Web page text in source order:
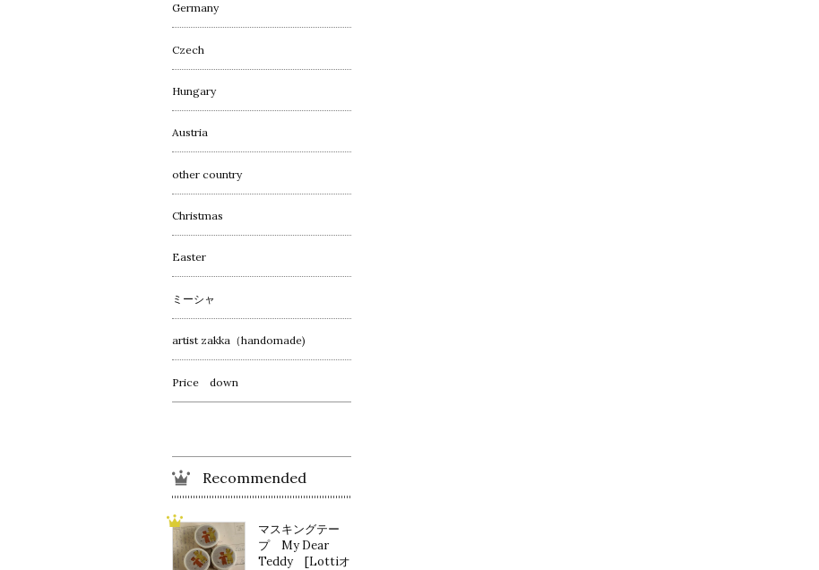
Germany
Czech
Hungary
Austria
other country
Christmas
Easter
ミーシャ
artist zakka（handomade)
Price down
Recommended
マスキングテー
プ My Dear
Teddy [Lottiオ